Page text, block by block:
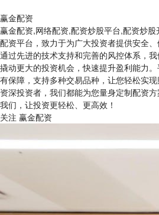
赢金配资
赢金配资,网络配资,配资炒股平台,配资炒
配资平台，致力于为广大投资者提供安全、
通过先进的技术支持和完善的风控体系，
撬动更大的投资机会，快速提升盈利能力
有保障，支持多种交易品种，让您轻松实
资深投资者，我们都能为您量身定制配资
我们，让投资更轻松、更高效！
关注 赢金配资